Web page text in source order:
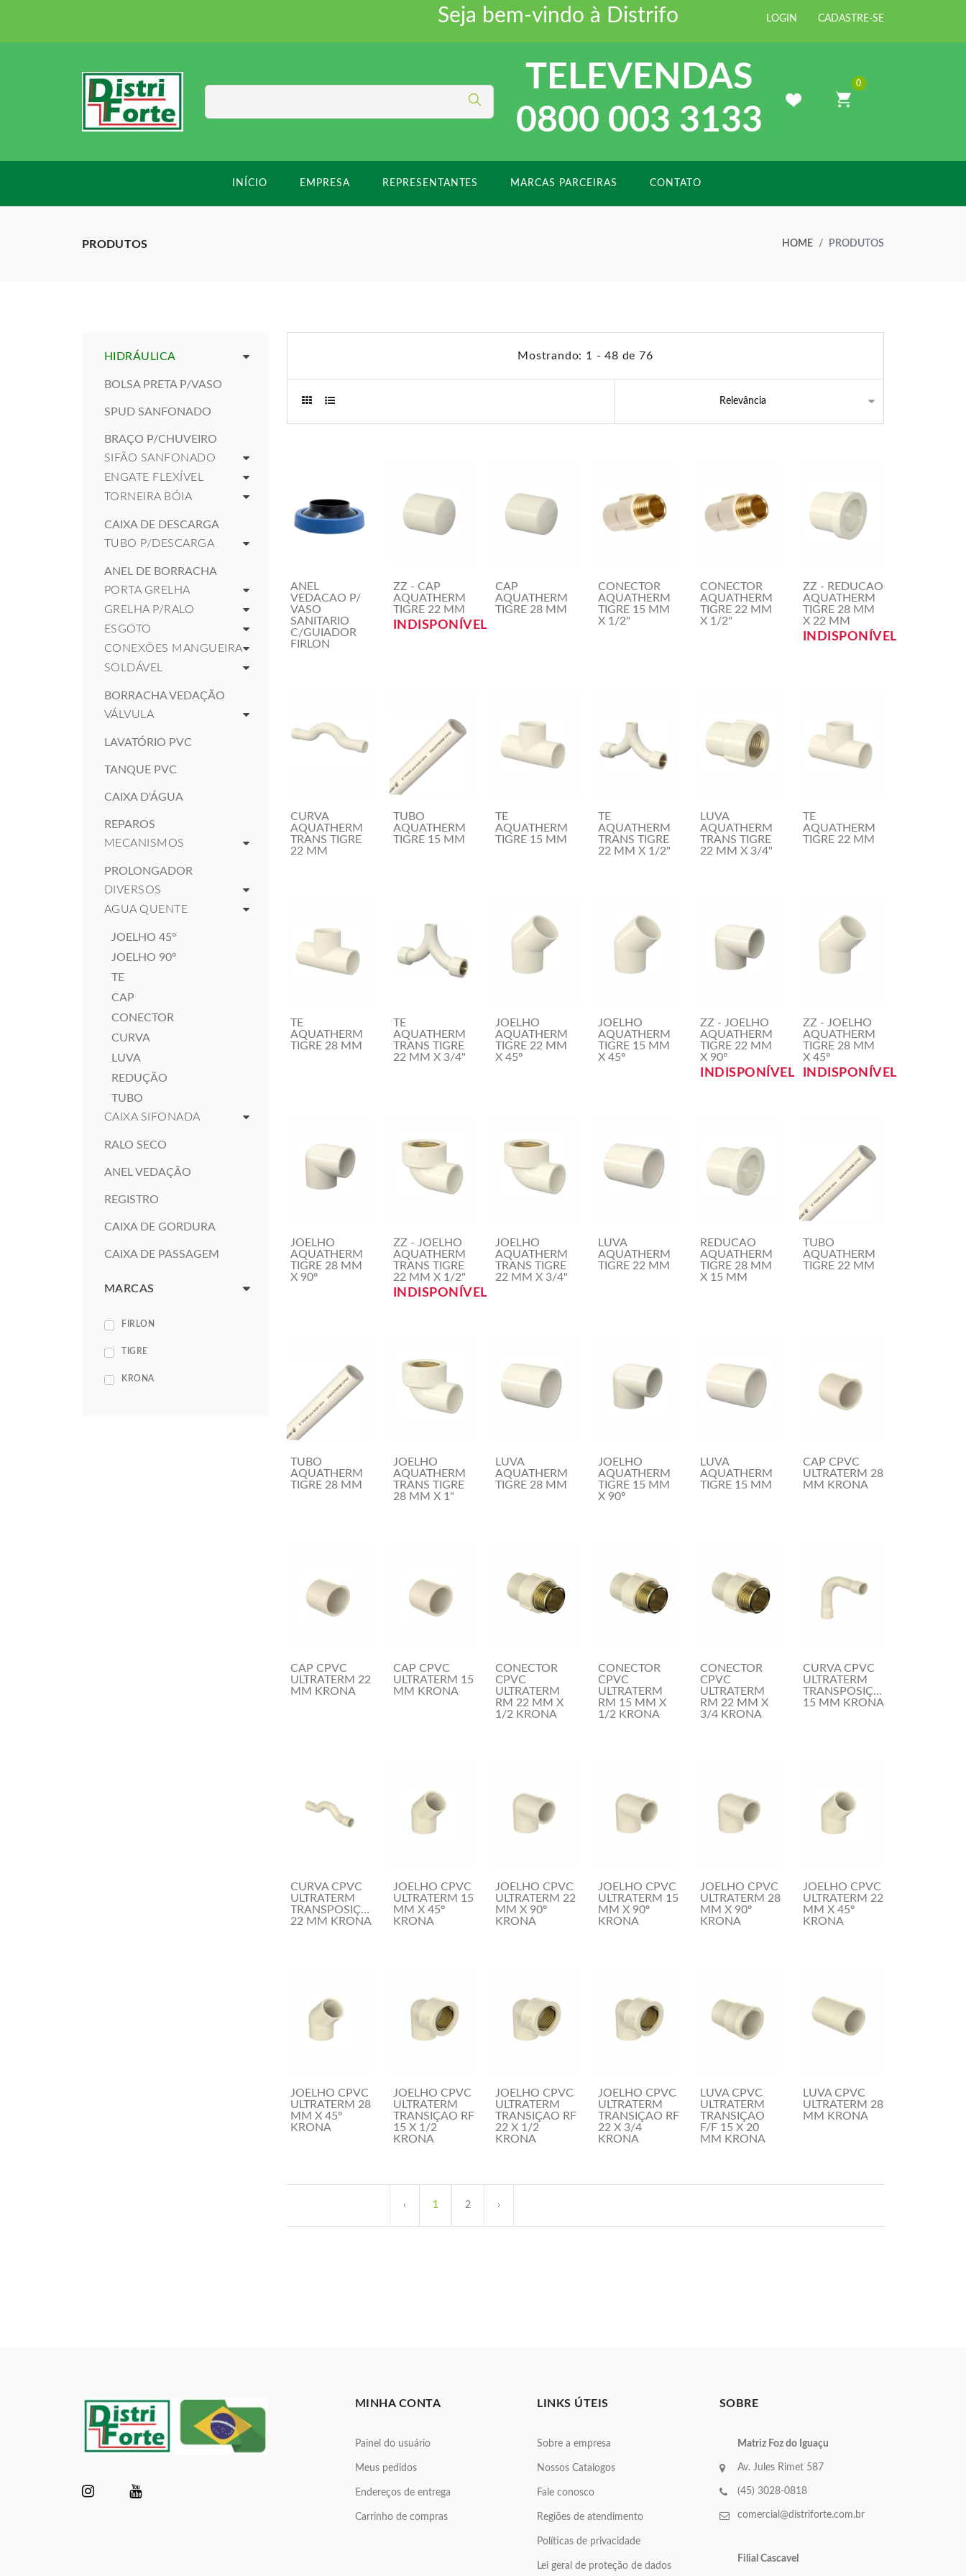
Seja bem-vindo à Distriforte Distribuidora de Materiais
LOGIN CADASTRE-SE
TELEVENDAS
0800 003 3133
0
INÍCIO EMPRESA REPRESENTANTES MARCAS PARCEIRAS CONTATO
PRODUTOS HOME PRODUTOS
HIDRÁULICA
BOLSA PRETA P/VASO
SPUD SANFONADO
BRAÇO P/CHUVEIRO
SIFÃO SANFONADO
ENGATE FLEXÍVEL
TORNEIRA BÓIA
CAIXA DE DESCARGA
TUBO P/DESCARGA
ANEL DE BORRACHA
PORTA GRELHA
GRELHA P/RALO
ESGOTO
CONEXÕES MANGUEIRA
SOLDÁVEL
BORRACHA VEDAÇÃO
VÁLVULA
LAVATÓRIO PVC
TANQUE PVC
CAIXA D'ÁGUA
REPAROS
MECANISMOS
PROLONGADOR
DIVERSOS
AGUA QUENTE
JOELHO 45°
JOELHO 90°
TE
CAP
CONECTOR
CURVA
LUVA
REDUÇÃO
TUBO
CAIXA SIFONADA
RALO SECO
ANEL VEDAÇÃO
REGISTRO
CAIXA DE GORDURA
CAIXA DE PASSAGEM
MARCAS
FIRLON
TIGRE
KRONA
Mostrando: 1 - 48 de 76
ANEL
VEDACAO P/
VASO
SANITARIO
C/GUIADOR
FIRLON
ZZ - CAP
AQUATHERM
TIGRE 22 MM
INDISPONÍVEL
CAP
AQUATHERM
TIGRE 28 MM
CONECTOR
AQUATHERM
TIGRE 15 MM
X 1/2"
CONECTOR
AQUATHERM
TIGRE 22 MM
X 1/2"
ZZ - REDUCAO
AQUATHERM
TIGRE 28 MM
X 22 MM
INDISPONÍVEL
CURVA
AQUATHERM
TRANS TIGRE
22 MM
TUBO
AQUATHERM
TIGRE 15 MM
TE
AQUATHERM
TIGRE 15 MM
TE
AQUATHERM
TRANS TIGRE
22 MM X 1/2"
LUVA
AQUATHERM
TRANS TIGRE
22 MM X 3/4"
TE
AQUATHERM
TIGRE 22 MM
TE
AQUATHERM
TIGRE 28 MM
TE
AQUATHERM
TRANS TIGRE
22 MM X 3/4"
JOELHO
AQUATHERM
TIGRE 22 MM
X 45º
JOELHO
AQUATHERM
TIGRE 15 MM
X 45º
ZZ - JOELHO
AQUATHERM
TIGRE 22 MM
X 90º
INDISPONÍVEL
ZZ - JOELHO
AQUATHERM
TIGRE 28 MM
X 45º
INDISPONÍVEL
JOELHO
AQUATHERM
TIGRE 28 MM
X 90º
ZZ - JOELHO
AQUATHERM
TRANS TIGRE
22 MM X 1/2"
INDISPONÍVEL
JOELHO
AQUATHERM
TRANS TIGRE
22 MM X 3/4"
LUVA
AQUATHERM
TIGRE 22 MM
REDUCAO
AQUATHERM
TIGRE 28 MM
X 15 MM
TUBO
AQUATHERM
TIGRE 22 MM
TUBO
AQUATHERM
TIGRE 28 MM
JOELHO
AQUATHERM
TRANS TIGRE
28 MM X 1"
LUVA
AQUATHERM
TIGRE 28 MM
JOELHO
AQUATHERM
TIGRE 15 MM
X 90º
LUVA
AQUATHERM
TIGRE 15 MM
CAP CPVC
ULTRATERM 28
MM KRONA
CAP CPVC
ULTRATERM 22
MM KRONA
CAP CPVC
ULTRATERM 15
MM KRONA
CONECTOR
CPVC
ULTRATERM
RM 22 MM X
1/2 KRONA
CONECTOR
CPVC
ULTRATERM
RM 15 MM X
1/2 KRONA
CONECTOR
CPVC
ULTRATERM
RM 22 MM X
3/4 KRONA
CURVA CPVC
ULTRATERM
TRANSPOSIÇAO
15 MM KRONA
CURVA CPVC
ULTRATERM
TRANSPOSIÇAO
22 MM KRONA
JOELHO CPVC
ULTRATERM 15
MM X 45º
KRONA
JOELHO CPVC
ULTRATERM 22
MM X 90º
KRONA
JOELHO CPVC
ULTRATERM 15
MM X 90º
KRONA
JOELHO CPVC
ULTRATERM 28
MM X 90º
KRONA
JOELHO CPVC
ULTRATERM 22
MM X 45º
KRONA
JOELHO CPVC
ULTRATERM 28
MM X 45º
KRONA
JOELHO CPVC
ULTRATERM
TRANSIÇAO RF
15 X 1/2
KRONA
JOELHO CPVC
ULTRATERM
TRANSIÇAO RF
22 X 1/2
KRONA
JOELHO CPVC
ULTRATERM
TRANSIÇAO RF
22 X 3/4
KRONA
LUVA CPVC
ULTRATERM
TRANSIÇAO
F/F 15 X 20
MM KRONA
LUVA CPVC
ULTRATERM 28
MM KRONA
‹ 1 2 ›
MINHA CONTA
Painel do usuário
Meus pedidos
Endereços de entrega
Carrinho de compras
LINKS ÚTEIS
Sobre a empresa
Nossos Catalogos
Fale conosco
Regiões de atendimento
Políticas de privacidade
Lei geral de proteção de dados
SOBRE
Matriz Foz do Iguaçu
Av. Jules Rimet 587
(45) 3028-0818
comercial@distriforte.com.br
Filial Cascavel